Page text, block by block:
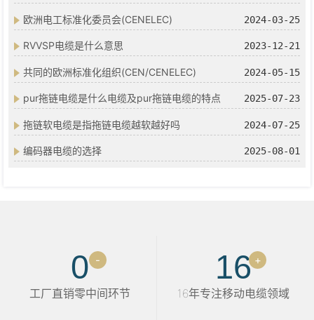
欧洲电工标准化委员会(CENELEC) 2024-03-25
RVVSP电缆是什么意思 2023-12-21
共同的欧洲标准化组织(CEN/CENELEC) 2024-05-15
pur拖链电缆是什么电缆及pur拖链电缆的特点 2025-07-23
拖链软电缆是指拖链电缆越软越好吗 2024-07-25
编码器电缆的选择 2025-08-01
0 -
工厂直销零中间环节
16 +
16年专注移动电缆领域